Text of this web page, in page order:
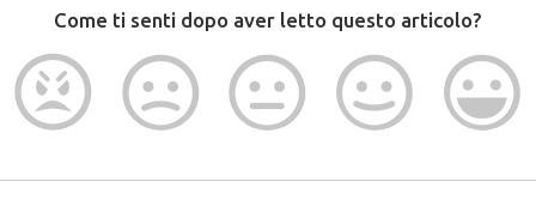
Come ti senti dopo aver letto questo articolo?